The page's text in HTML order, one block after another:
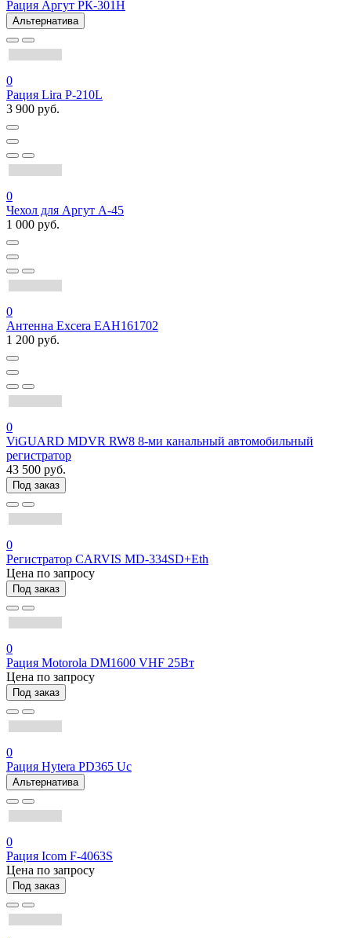
Рация Аргут РК-301Н
Альтернатива
0
Рация Lira P-210L
3 900 руб.
0
Чехол для Аргут А-45
1 000 руб.
0
Антенна Excera EAH161702
1 200 руб.
0
ViGUARD MDVR RW8 8-ми канальный автомобильный
регистратор
43 500 руб.
Под заказ
0
Регистратор CARVIS MD-334SD+Eth
Цена по запросу
Под заказ
0
Рация Motorola DM1600 VHF 25Вт
Цена по запросу
Под заказ
0
Рация Hytera PD365 Uc
Альтернатива
0
Рация Icom F-4063S
Цена по запросу
Под заказ